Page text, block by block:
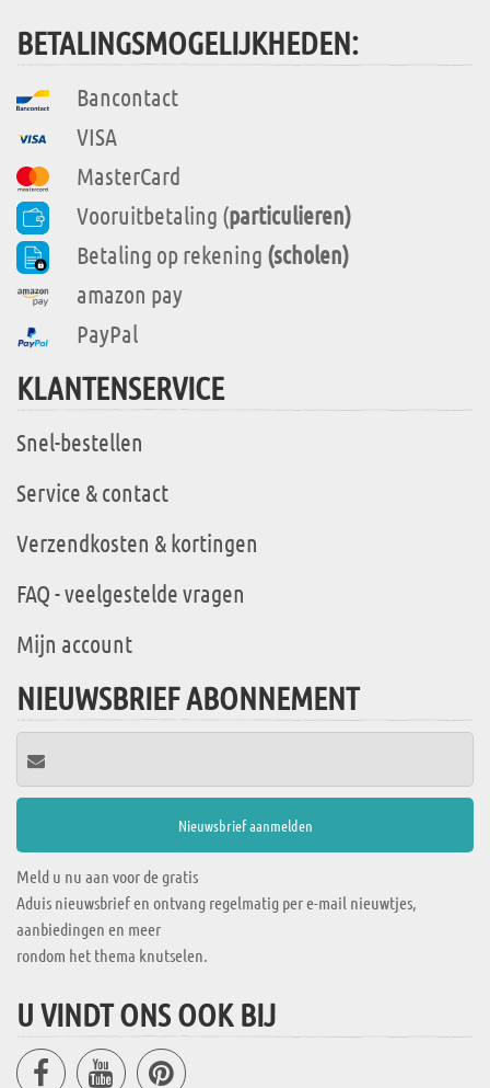
BETALINGSMOGELIJKHEDEN:
Bancontact
VISA
MasterCard
Vooruitbetaling (particulieren)
Betaling op rekening (scholen)
amazon pay
PayPal
KLANTENSERVICE
Snel-bestellen
Service & contact
Verzendkosten & kortingen
FAQ - veelgestelde vragen
Mijn account
NIEUWSBRIEF ABONNEMENT
Meld u nu aan voor de gratis
Aduis nieuwsbrief en ontvang regelmatig per e-mail nieuwtjes,
aanbiedingen en meer
rondom het thema knutselen.
U VINDT ONS OOK BIJ